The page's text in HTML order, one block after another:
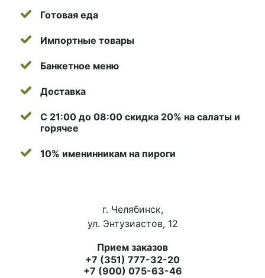
Готовая еда
Импортные товары
Банкетное меню
Доставка
С 21:00 до 08:00 скидка 20% на салаты и
горячее
10% именинникам на пироги
г. Челябинск,
ул. Энтузиастов, 12
Прием заказов
+7 (351) 777-32-20
+7 (900) 075-63-46